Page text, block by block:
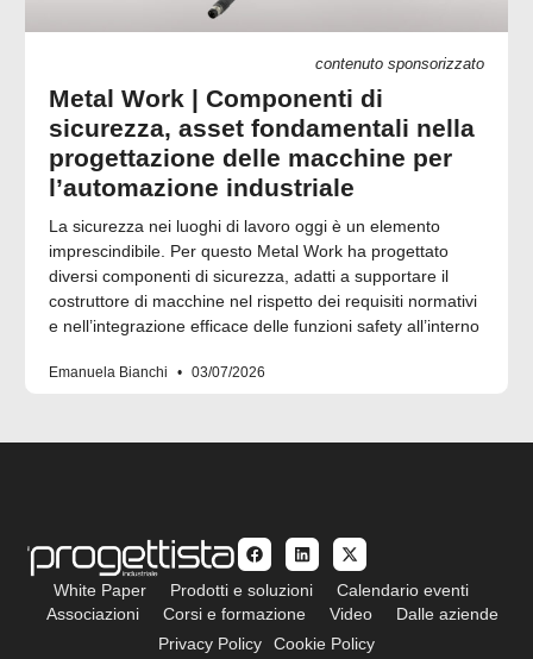
contenuto sponsorizzato
Metal Work | Componenti di
sicurezza, asset fondamentali nella
progettazione delle macchine per
l’automazione industriale
La sicurezza nei luoghi di lavoro oggi è un elemento
imprescindibile. Per questo Metal Work ha progettato
diversi componenti di sicurezza, adatti a supportare il
costruttore di macchine nel rispetto dei requisiti normativi
e nell’integrazione efficace delle funzioni safety all’interno
Emanuela Bianchi 03/07/2026
White Paper Prodotti e soluzioni
Calendario eventi
Associazioni
Corsi e formazione Video
Dalle aziende
Privacy Policy
Cookie Policy